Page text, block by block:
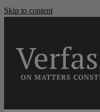
Skip to content